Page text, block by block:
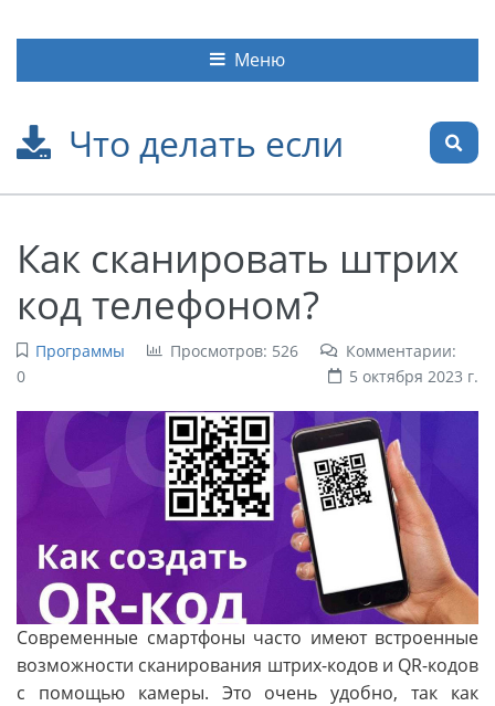
Что делать если
Меню
Как сканировать штрих
код телефоном?
Программы Просмотров: 526
Комментарии:
0
5 октября 2023 г.
Современные смартфоны часто имеют встроенные
возможности сканирования штрих-кодов и QR-кодов
с помощью камеры. Это очень удобно, так как